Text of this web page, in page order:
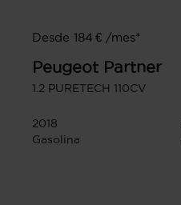
Desde 184 € /mes*
Peugeot Partner
1.2 PURETECH 110CV
2018
Gasolina